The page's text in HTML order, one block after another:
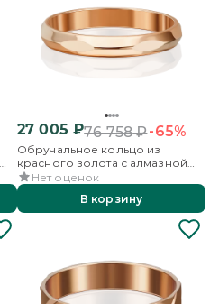
27 005 ₽76 758₽-65%
Обручальное кольцо из
красного золота с алмазной
гранью
Нет оценок
В корзину